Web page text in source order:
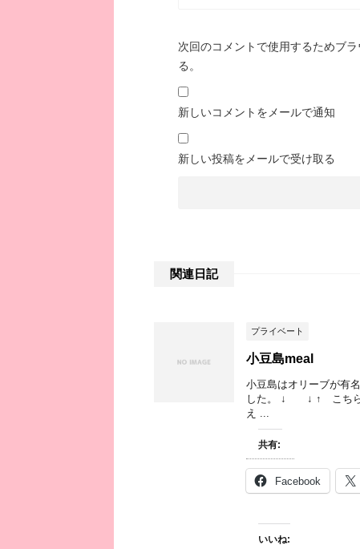
次回のコメントで使用するためブ
る。
新しいコメントをメールで通知
新しい投稿をメールで受け取る
関連日記
プライベート
小豆島meal
小豆島はオリーブが有
した。 ↓ ↓ ↑ こちら
え ...
共有:
Facebook
いいね: